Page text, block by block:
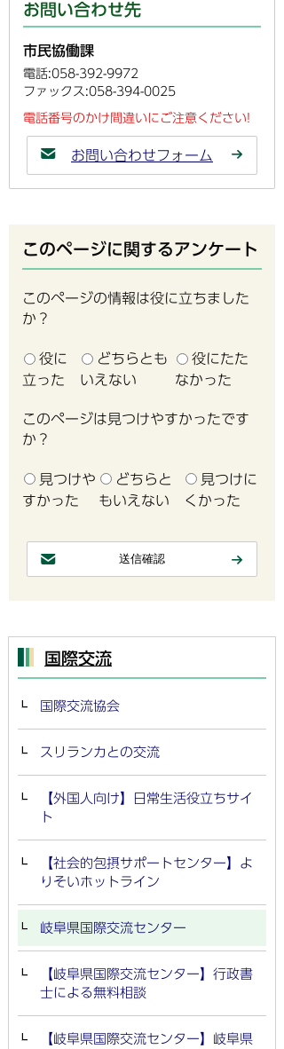
お問い合わせ先
市民協働課
電話:058-392-9972
ファックス:058-394-0025
電話番号のかけ間違いにご注意ください!
お問い合わせフォーム
このページに関するアンケート
このページの情報は役に立ちました
か？
役に
立った
どちらとも
いえない
役にたた
なかった
このページは見つけやすかったです
か？
見つけや
すかった
どちらと
もいえない
見つけに
くかった
国際交流
国際交流協会
スリランカとの交流
【外国人向け】日常生活役立ちサイ
ト
【社会的包摂サポートセンター】よ
りそいホットライン
岐阜県国際交流センター
【岐阜県国際交流センター】行政書
士による無料相談
【岐阜県国際交流センター】岐阜県